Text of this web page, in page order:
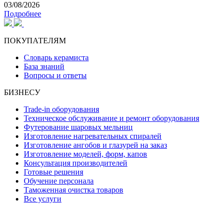
03/08/2026
Подробнее
ПОКУПАТЕЛЯМ
Словарь керамиста
База знаний
Вопросы и ответы
БИЗНЕСУ
Trade-in оборудования
Техническое обслуживание и ремонт оборудования
Футерование шаровых мельниц
Изготовление нагревательных спиралей
Изготовление ангобов и глазурей на заказ
Изготовление моделей, форм, капов
Консультация производителей
Готовые решения
Обучение персонала
Таможенная очистка товаров
Все услуги